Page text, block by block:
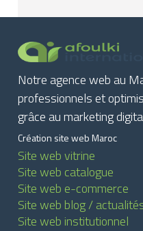
Notre agence web au
professionnels et
grâce au marketing
Création site web Maroc
Site web vitrine
Site web catalogue
Site web e-commerce
Site web blog /
Site web institutionnel